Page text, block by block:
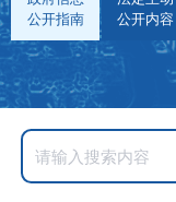
公开指南
公开内容